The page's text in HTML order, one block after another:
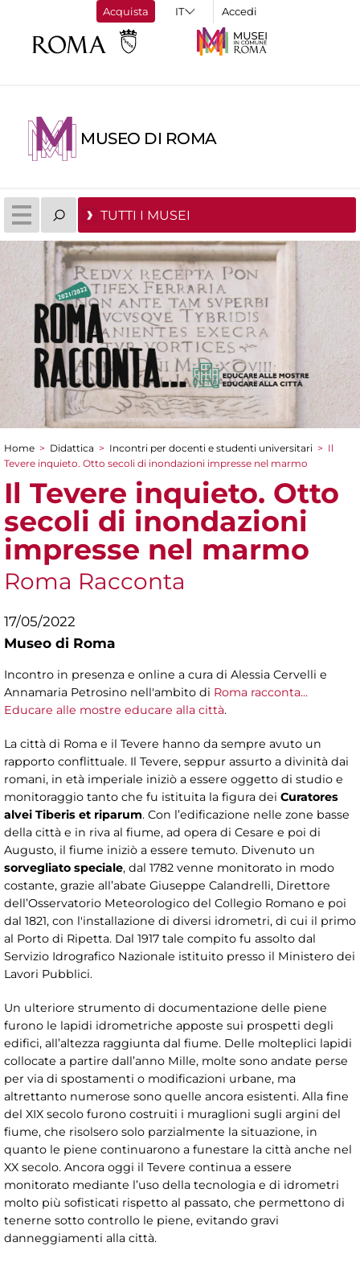
Acquista Accedi
MUSEO DI ROMA
TUTTI I MUSEI
Tu sei qui
Home > Didattica > Incontri per docenti e studenti universitari > Il
Tevere inquieto. Otto secoli di inondazioni impresse nel marmo
Il Tevere inquieto. Otto
secoli di inondazioni
impresse nel marmo
Roma Racconta
17/05/2022
Museo di Roma
Incontro in presenza e online a cura di Alessia Cervelli e
Annamaria Petrosino nell'ambito di Roma racconta...
Educare alle mostre educare alla città.
La città di Roma e il Tevere hanno da sempre avuto un
rapporto conflittuale. Il Tevere, seppur assurto a divinità dai
romani, in età imperiale iniziò a essere oggetto di studio e
monitoraggio tanto che fu istituita la figura dei Curatores
alvei Tiberis et riparum. Con l’edificazione nelle zone basse
della città e in riva al fiume, ad opera di Cesare e poi di
Augusto, il fiume iniziò a essere temuto. Divenuto un
sorvegliato speciale, dal 1782 venne monitorato in modo
costante, grazie all’abate Giuseppe Calandrelli, Direttore
dell’Osservatorio Meteorologico del Collegio Romano e poi
dal 1821, con l'installazione di diversi idrometri, di cui il primo
al Porto di Ripetta. Dal 1917 tale compito fu assolto dal
Servizio Idrografico Nazionale istituito presso il Ministero dei
Lavori Pubblici.
Un ulteriore strumento di documentazione delle piene
furono le lapidi idrometriche apposte sui prospetti degli
edifici, all’altezza raggiunta dal fiume. Delle molteplici lapidi
collocate a partire dall’anno Mille, molte sono andate perse
per via di spostamenti o modificazioni urbane, ma
altrettanto numerose sono quelle ancora esistenti. Alla fine
del XIX secolo furono costruiti i muraglioni sugli argini del
fiume, che risolsero solo parzialmente la situazione, in
quanto le piene continuarono a funestare la città anche nel
XX secolo. Ancora oggi il Tevere continua a essere
monitorato mediante l’uso della tecnologia e di idrometri
molto più sofisticati rispetto al passato, che permettono di
tenerne sotto controllo le piene, evitando gravi
danneggiamenti alla città.